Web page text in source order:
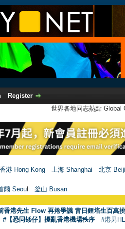
Register
世界各地同志熱點
香港 Hong Kong 上海 Shanghai
北京
爾 Seoul 釜山 Busan
香港先生 Flow 再捲爭議 昔日鍾培生百萬
#【恐同矮仔】擾亂香港機場秩序 #港男